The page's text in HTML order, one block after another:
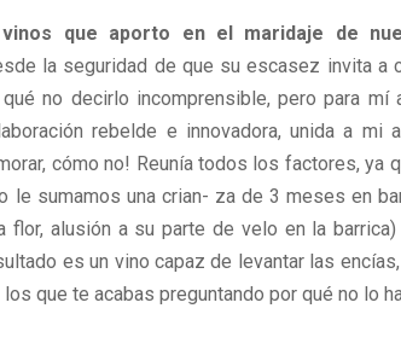
que aporto en el maridaje de
la seguridad de que su escasez invita a
no decirlo incomprensible, pero para mí
rebelde e innovadora, unida a mi
cómo no! Reunía todos los factores, ya
le sumamos una crian- za de 3 meses en
flor, alusión a su parte de velo en la
es un vino capaz de levantar las
que te acabas preguntando por qué no lo